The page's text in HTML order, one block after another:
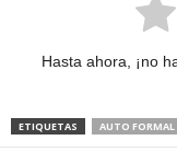
Hasta ahora, ¡no
ETIQUETAS AUTO FORMAL